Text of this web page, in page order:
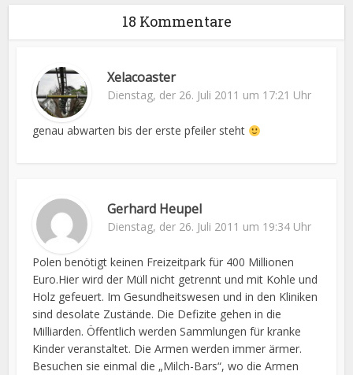
18 Kommentare
Xelacoaster
Dienstag, der 26. Juli 2011 um 17:21 Uhr
genau abwarten bis der erste pfeiler steht
Gerhard Heupel
Dienstag, der 26. Juli 2011 um 19:34 Uhr
Polen benötigt keinen Freizeitpark für 400 Millionen
Euro.Hier wird der Müll nicht getrennt und mit Kohle und
Holz gefeuert. Im Gesundheitswesen und in den Kliniken
sind desolate Zustände. Die Defizite gehen in die
Milliarden. Öffentlich werden Sammlungen für kranke
Kinder veranstaltet. Die Armen werden immer ärmer.
Besuchen sie einmal die „Milch-Bars“, wo die Armen